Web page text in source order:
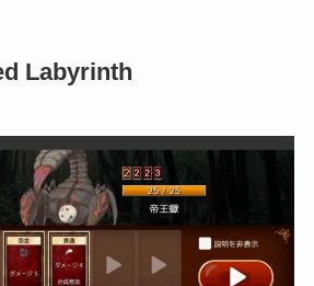
Labyrinth